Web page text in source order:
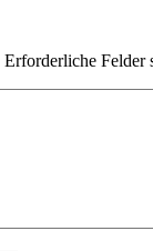
Erforderliche Felder